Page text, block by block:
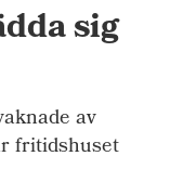
sig
av
fritidshuset